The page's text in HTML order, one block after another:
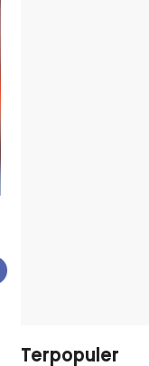
Terpopuler